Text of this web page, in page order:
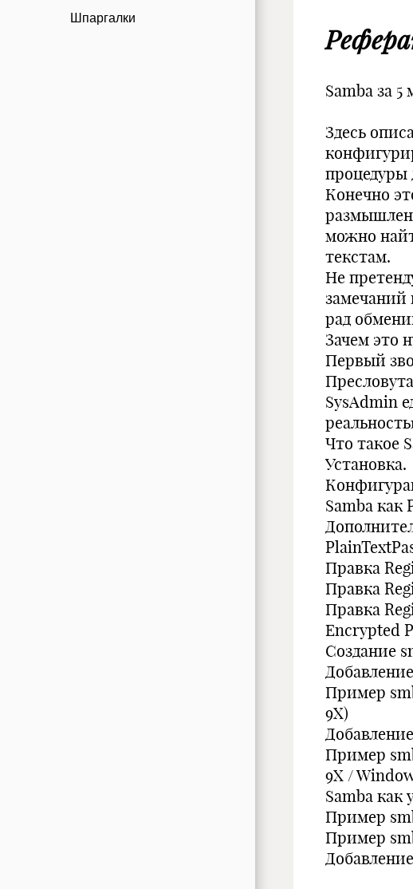
Шпаргалки
Samba за 5
Здесь
процедуры
Конечно
можно
текстам.
Не
рад
Зачем это
Первый
SysAdmin
Что такое
Установка.
Samba
Правка
Правка
Правка
Encrypted
Создание
Пример
9X)
Пример
9X /
Samba как
Пример
Пример